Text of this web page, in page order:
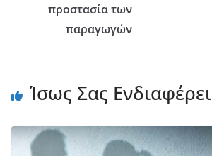
προστασία των
παραγωγών
Ίσως Σας Ενδιαφέρει